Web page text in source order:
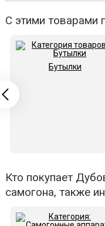
С этими товарами
Бутылки
Кто покупает
самогона, также